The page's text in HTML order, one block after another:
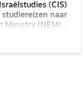
(CIS)
naar
Ministry (NEM)